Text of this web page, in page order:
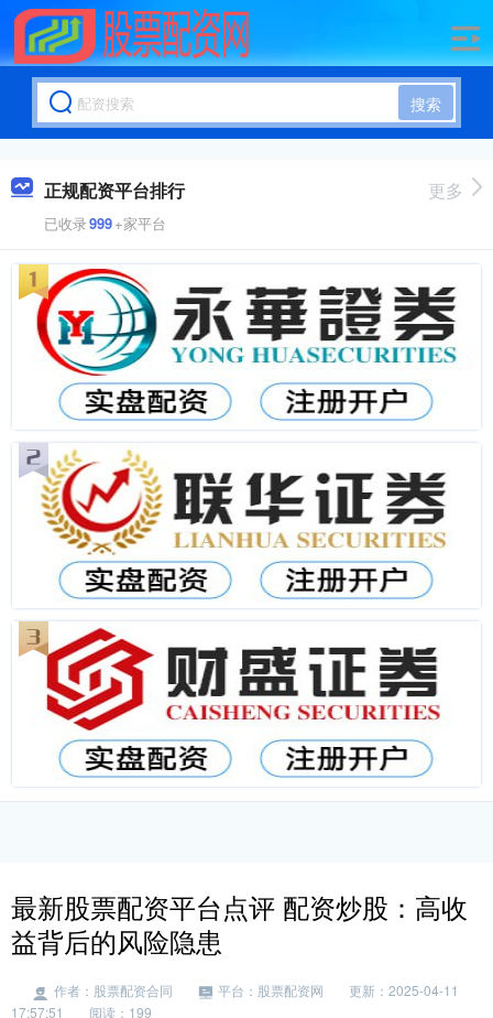
搜索
正规配资平台排行
已收录999+家平台
更多
最新股票配资平台点评 配资炒股：高收
益背后的风险隐患
作者：股票配资合同 平台：股票配资网
更新：2025-04-11
17:57:51
阅读：199